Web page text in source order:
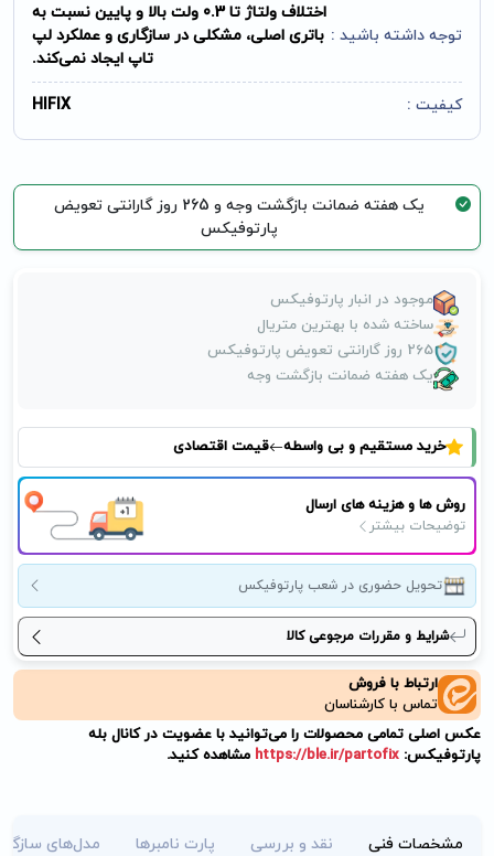
توجه داشته باشید :
اختلاف ولتاژ تا 0.3 ولت بالا و پایین نسبت به
باتری اصلی، مشکلی در سازگاری و عملکرد لپ
تاپ ایجاد نمی‌کند.
کیفیت : HIFIX
یک هفته ضمانت بازگشت وجه و 265 روز گارانتی تعویض
پارتوفیکس
موجود در انبار پارتوفیکس
ساخته شده با بهترین متریال
265 روز گارانتی تعویض پارتوفیکس
یک هفته ضمانت بازگشت وجه
خرید مستقیم و بی واسطه قیمت اقتصادی
روش ها و هزینه های ارسال
توضیحات بیشتر
تحویل حضوری در شعب پارتوفیکس
شرایط و مقررات مرجوعی کالا
ارتباط با فروش
تماس با کارشناسان
عکس اصلی تمامی محصولات را می‌توانید با عضویت در کانال بله
پارتوفیکس: https://ble.ir/partofix مشاهده کنید.
مشخصات فنی نقد و بررسی پارت نامبرها مدل‌های سازگار